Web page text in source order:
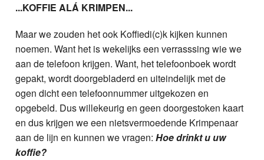
...KOFFIE ALÁ KRIMPEN...
Maar we zouden het ook Koffiedi(c)k kijken kunnen
noemen. Want het is wekelijks een verrasssing wie we
aan de telefoon krijgen. Want, het telefoonboek wordt
gepakt, wordt doorgebladerd en uiteindelijk met de
ogen dicht een telefoonnummer uitgekozen en
opgebeld. Dus willekeurig en geen doorgestoken kaart
en dus krijgen we een nietsvermoedende Krimpenaar
aan de lijn en kunnen we vragen:Hoe drinkt u uw
koffie?